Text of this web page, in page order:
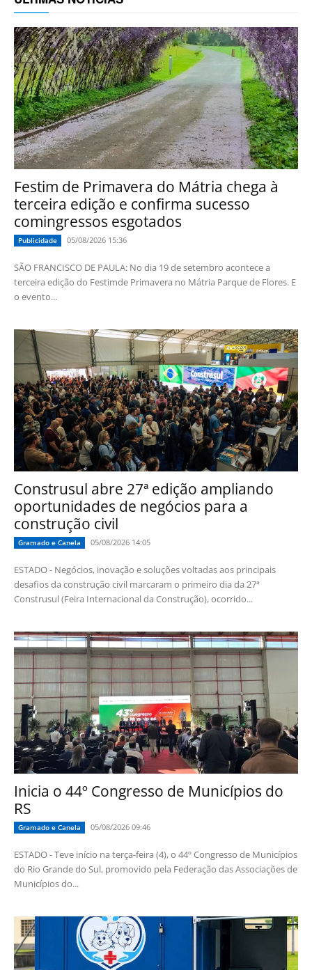
Festim de Primavera do Mátria chega à
terceira edição e confirma sucesso
comingressos esgotados
Publicidade 05/08/2026 15:36
SÃO FRANCISCO DE PAULA: No dia 19 de setembro acontece a
terceira edição do Festimde Primavera no Mátria Parque de Flores. E
o evento...
Construsul abre 27ª edição ampliando
oportunidades de negócios para a
construção civil
Gramado e Canela 05/08/2026 14:05
ESTADO - Negócios, inovação e soluções voltadas aos principais
desafios da construção civil marcaram o primeiro dia da 27ª
Construsul (Feira Internacional da Construção), ocorrido...
Inicia o 44º Congresso de Municípios do
RS
Gramado e Canela 05/08/2026 09:46
ESTADO - Teve início na terça-feira (4), o 44º Congresso de Municípios
do Rio Grande do Sul, promovido pela Federação das Associações de
Municípios do...